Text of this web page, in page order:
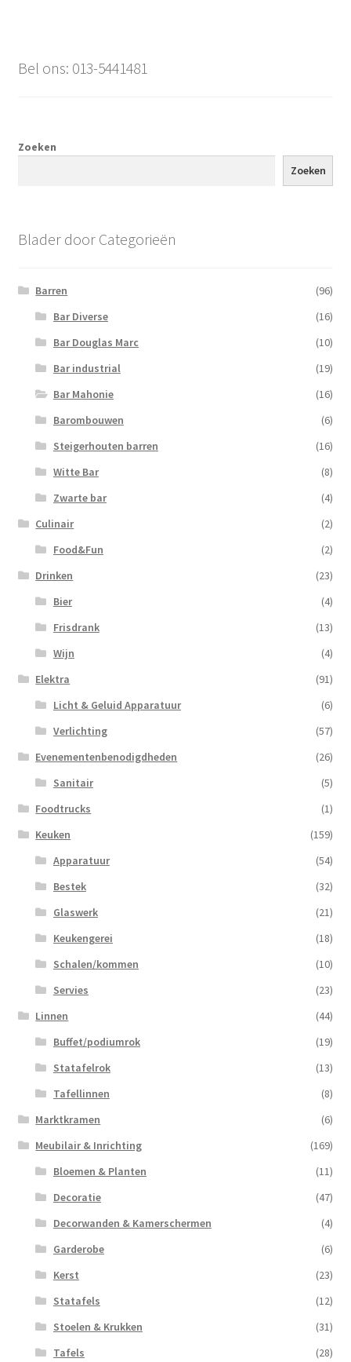
Bel ons: 013-5441481
Zoeken
Zoeken
Blader door Categorieën
Barren
(96)
Bar Diverse
(16)
Bar Douglas Marc
(10)
Bar industrial
(19)
Bar Mahonie
(16)
Barombouwen
(6)
Steigerhouten barren
(16)
Witte Bar
(8)
Zwarte bar
(4)
Culinair
(2)
Food&Fun
(2)
Drinken
(23)
Bier
(4)
Frisdrank
(13)
Wijn
(4)
Elektra
(91)
Licht & Geluid Apparatuur
(6)
Verlichting
(57)
Evenementenbenodigdheden
(26)
Sanitair
(5)
Foodtrucks
(1)
Keuken
(159)
Apparatuur
(54)
Bestek
(32)
Glaswerk
(21)
Keukengerei
(18)
Schalen/kommen
(10)
Servies
(23)
Linnen
(44)
Buffet/podiumrok
(19)
Statafelrok
(13)
Tafellinnen
(8)
Marktkramen
(6)
Meubilair & Inrichting
(169)
Bloemen & Planten
(11)
Decoratie
(47)
Decorwanden & Kamerschermen
(4)
Garderobe
(6)
Kerst
(23)
Statafels
(12)
Stoelen & Krukken
(31)
Tafels
(28)